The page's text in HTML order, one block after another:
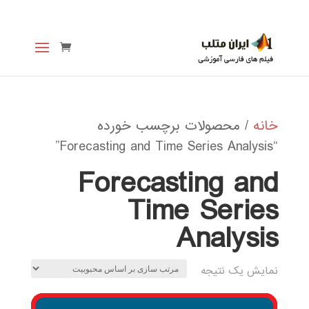
خانه / محصولات برچسب خورده
“Forecasting and Time Series Analysis”
Forecasting and
Time Series
Analysis
نمایش یک نتیجه